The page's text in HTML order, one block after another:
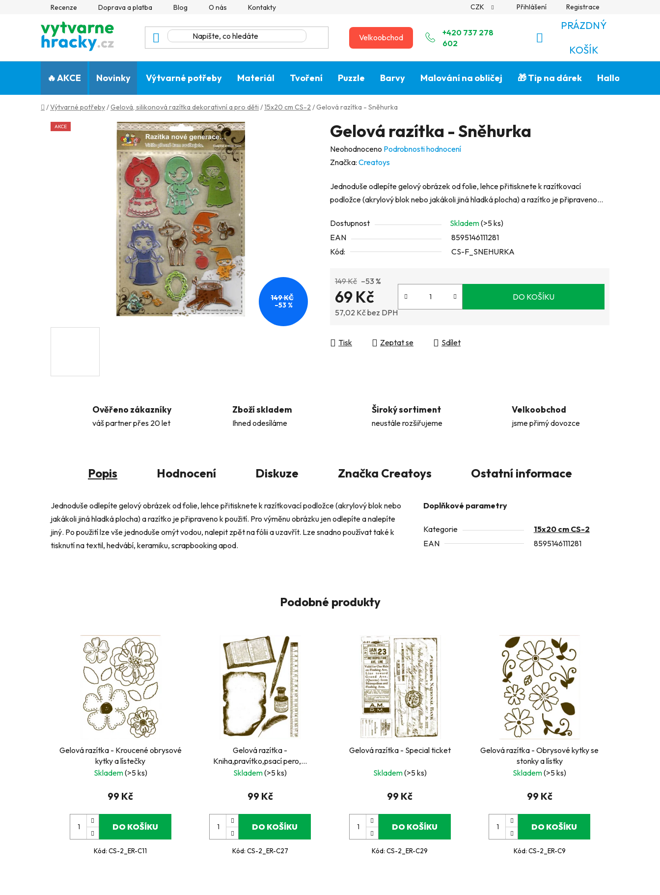
Recenze Doprava a platba Blog O nás Kontakty CZK Přihlášení Registrace
Velkoobchod
+420 737 278
602
NÁKUPNÍ
KOŠÍK
PRÁZDNÝ
KOŠÍK
🔥 AKCE Novinky Výtvarné potřeby Materiál Tvoření Puzzle Barvy Malování na obličej 🎁 Tip na dárek Halloween🎃
Domů
/Výtvarné potřeby/Gelová, silikonová razítka dekorativní a pro děti /15x20 cm CS-2 /Gelová razítka - Sněhurka
Gelová razítka - Sněhurka
Průměrné
hodnocení
je
0,0
5
hvězdiček.
Neohodnoceno Podrobnosti hodnocení
Značka: Creatoys
Jednoduše odlepíte gelový obrázek od folie, lehce přitisknete k razítkovací
podložce (akrylový blok nebo jakákoli jiná hladká plocha) a razítko je připraveno...
Dostupnost Skladem(>5 ks)
EAN
8595146111281
Kód:
CS-F_SNEHURKA
149 Kč –53 %
69 Kč
57,02 Kč bez DPH
DO KOŠÍKU
Tisk Zeptat se Sdílet
AKCE
149 KČ
–53 %
Ověřeno zákazníky
váš partner přes 20 let
Zboží skladem
Ihned odesíláme
Široký sortiment
neustále rozšiřujeme
Velkoobchod
jsme přimý dovozce
Popis Hodnocení Diskuze Značka Creatoys Ostatní informace
Jednoduše odlepíte gelový obrázek od folie, lehce přitisknete k razítkovací podložce (akrylový blok nebo
jakákoli jiná hladká plocha) a razítko je připraveno k použití. Pro výměnu obrázku jen odlepíte a nalepíte
jiný. Po použití lze vše jednoduše omýt vodou, nalepit zpět na fólii a uzavřít. Lze snadno používat také k
tisknutí na textil, hedvábí, keramiku, scrapbooking apod.
Doplňkové parametry
Kategorie
15x20 cm CS-2
EAN
8595146111281
Podobné produkty
Gelová razítka - Kroucené obrysové
kytky a lístečky
Skladem(>5 ks)
99 Kč
DO KOŠÍKU
Kód:CS-2_ER-C11
Gelová razítka -
Kniha,pravítko,psací pero,...
Skladem(>5 ks)
99 Kč
DO KOŠÍKU
Kód: CS-2_ER-C27
Gelová razítka - Special ticket
Skladem(>5 ks)
99 Kč
DO KOŠÍKU
Kód:CS-2_ER-C29
Gelová razítka - Obrysové kytky se
stonky a lístky
Skladem(>5 ks)
99 Kč
DO KOŠÍKU
Kód: CS-2_ER-C9